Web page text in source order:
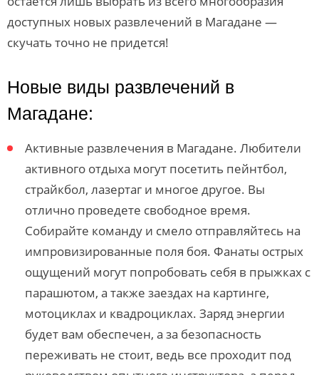
доступных новых развлечений в Магадане —
скучать точно не придется!
Новые виды развлечений в
Магадане:
Активные развлечения в Магадане. Любители
активного отдыха могут посетить пейнтбол,
страйкбол, лазертаг и многое другое. Вы
отлично проведете свободное время.
Собирайте команду и смело отправляйтесь на
импровизированные поля боя. Фанаты острых
ощущений могут попробовать себя в прыжках с
парашютом, а также заездах на картинге,
мотоциклах и квадроциклах. Заряд энергии
будет вам обеспечен, а за безопасность
переживать не стоит, ведь все проходит под